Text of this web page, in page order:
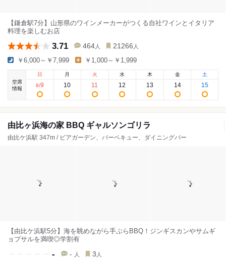
【鎌倉駅7分】山形県のワインメーカーがつくる自社ワインとイタリア
料理を楽しむお店
3.71 464 人 21266 人
￥6,000～￥7,999 ￥1,000～￥1,999
空席
情報
日
8/9
月
10
火
11
水
12
木
13
金
14
土
15
由比ヶ浜海の家 BBQ ギャルソンゴリラ
由比ケ浜駅 347m / ビアガーデン、バーベキュー、ダイニングバー
【由比ケ浜駅5分】海を眺めながら手ぶらBBQ！ジンギスカンやサムギ
ョプサルを満喫◎学割有
- - 人 3 人